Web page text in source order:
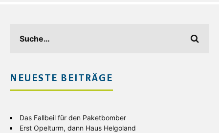
NEUESTE BEITRÄGE
Das Fallbeil für den Paketbomber
Erst Opelturm, dann Haus Helgoland